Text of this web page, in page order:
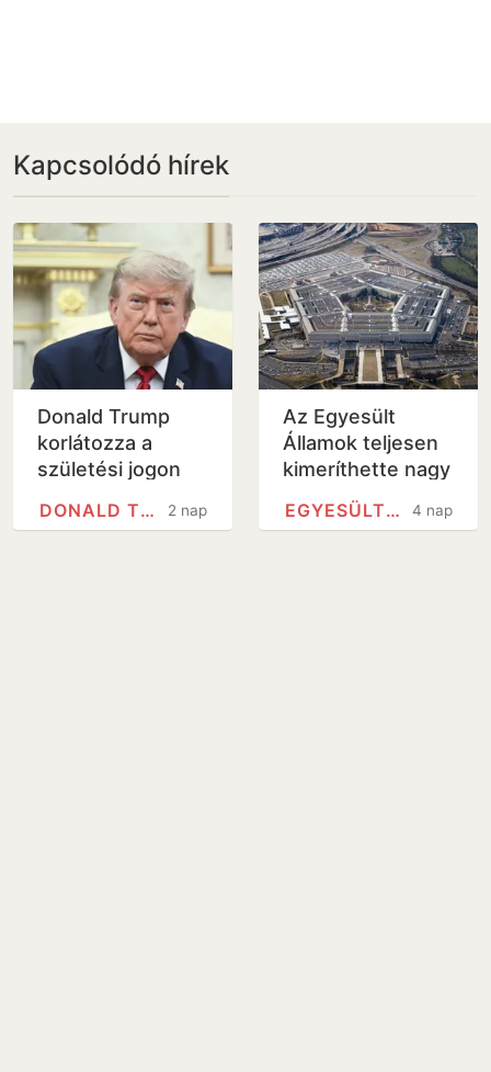
Kapcsolódó hírek
Donald Trump
korlátozza a
születési jogon
állampolgárságot
2 nap
DONALD TRUMP
Az Egyesült
Államok teljesen
kimeríthette nagy
hatótávolságú
precíziós
4 nap
EGYESÜLT ÁLLAMOK